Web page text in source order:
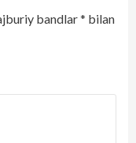
bandlar* bilan